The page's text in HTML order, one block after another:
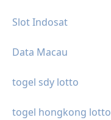
Slot Indosat
Data Macau
togel sdy lotto
togel hongkong lotto